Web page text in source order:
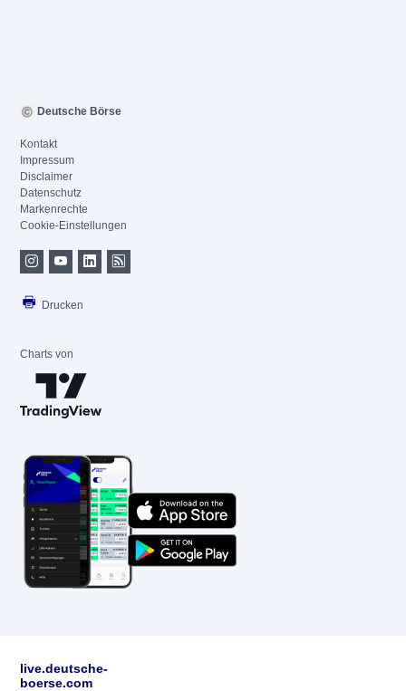
Deutsche Börse
Kontakt
Impressum
Disclaimer
Datenschutz
Markenrechte
Cookie-Einstellungen
Drucken
Charts von
live.deutsche-
boerse.com